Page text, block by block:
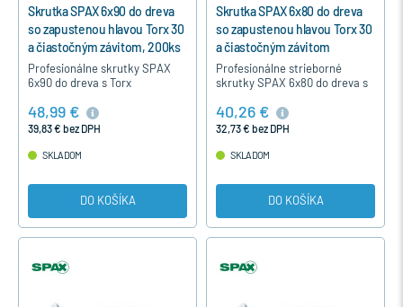
Skrutka SPAX 6x90 do dreva
so zapustenou hlavou Torx 30
a čiastočným závitom, 200ks
Profesionálne skrutky SPAX
6x90 do dreva s Torx
čiastočným závitom, bez
nutnosti predvŕtania,
48,99 €
39,83 € bez DPH
SKLADOM
DO KOŠÍKA
Skrutka SPAX 6x80 do dreva
so zapustenou hlavou Torx 30
a čiastočným závitom
Profesionálne strieborné
skrutky SPAX 6x80 do dreva s
hlavou,čiastočným závitom,
bez nutnosti predvŕtania, s
40,26 €
32,73 € bez DPH
SKLADOM
DO KOŠÍKA